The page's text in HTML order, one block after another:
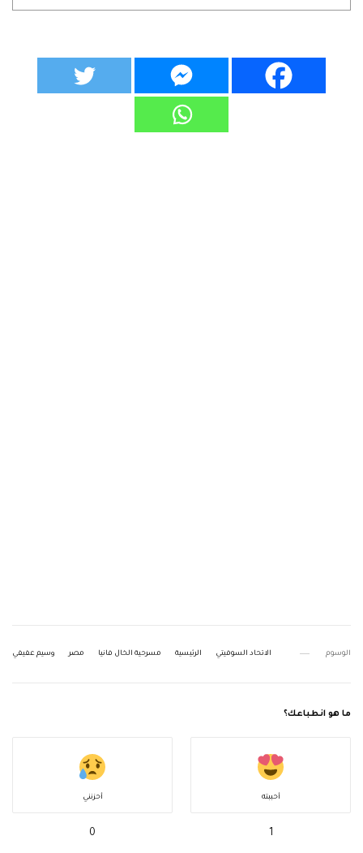
الوسوم الاتحاد السوفيتي الرئيسية مسرحية الخال فانيا مصر وسيم عفيفي
ما هو انطباعك؟
أحببته
1
أحزنني
0